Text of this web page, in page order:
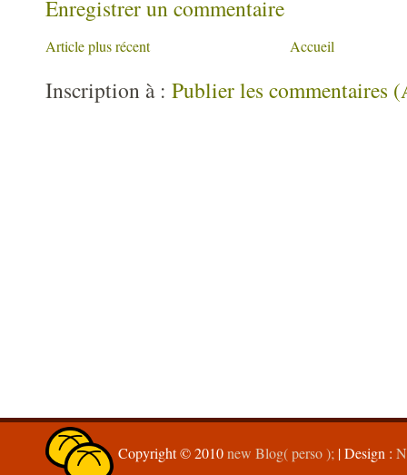
Enregistrer un commentaire
Article plus récent Accueil
Inscription à : Publier les commentaires
Copyright © 2010new Blog( perso ); | Design :